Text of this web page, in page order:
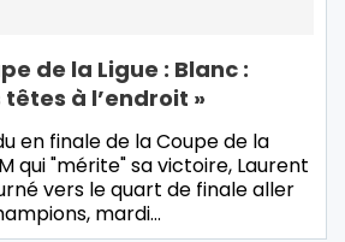
de la Ligue : Blanc :
à l’endroit »
en finale de la Coupe de la
qui "mérite" sa victoire, Laurent
vers le quart de finale aller
mardi…